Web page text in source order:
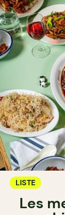
LISTE
Les